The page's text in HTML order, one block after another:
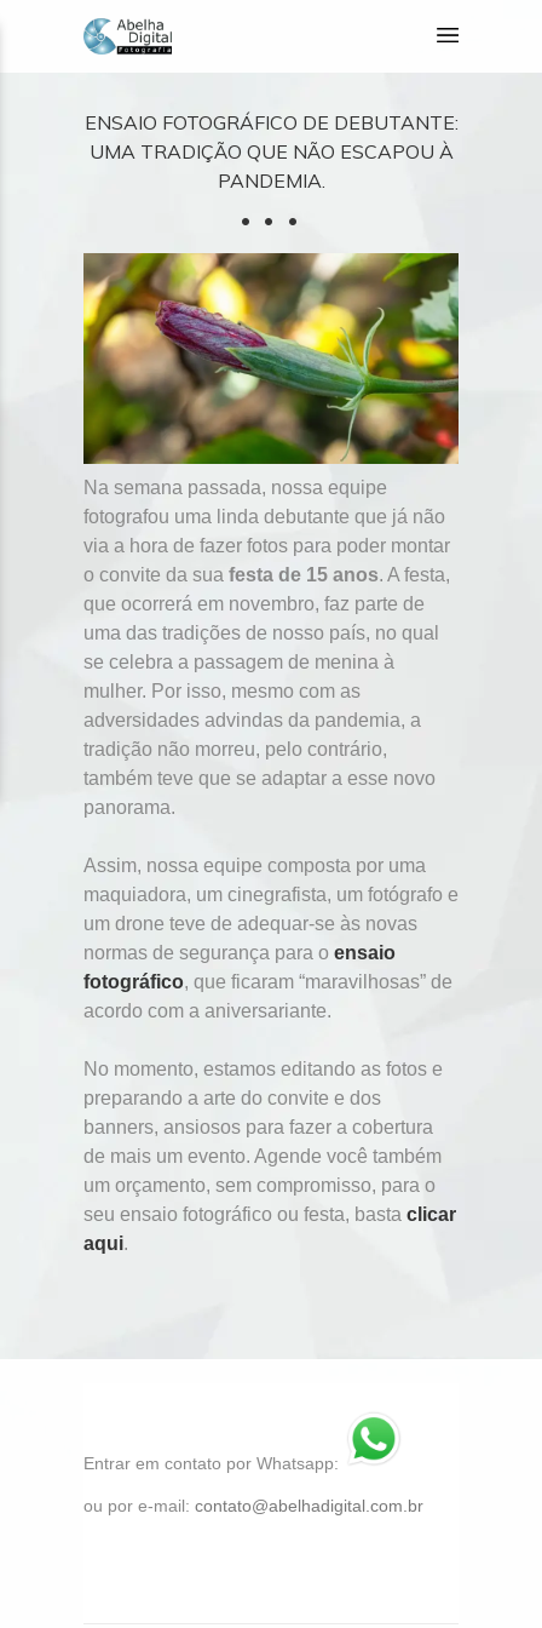
ENSAIO FOTOGRÁFICO DE DEBUTANTE:
UMA TRADIÇÃO QUE NÃO ESCAPOU À
PANDEMIA.
Na semana passada, nossa equipe
fotografou uma linda debutante que já não
via a hora de fazer fotos para poder montar
o convite da sua festa de 15 anos. A festa,
que ocorrerá em novembro, faz parte de
uma das tradições de nosso país, no qual
se celebra a passagem de menina à
mulher. Por isso, mesmo com as
adversidades advindas da pandemia, a
tradição não morreu, pelo contrário,
também teve que se adaptar a esse novo
panorama.
Assim, nossa equipe composta por uma
maquiadora, um cinegrafista, um fotógrafo e
um drone teve de adequar-se às novas
normas de segurança para o ensaio
fotográfico, que ficaram “maravilhosas” de
acordo com a aniversariante.
No momento, estamos editando as fotos e
preparando a arte do convite e dos
banners, ansiosos para fazer a cobertura
de mais um evento. Agende você também
um orçamento, sem compromisso, para o
seu ensaio fotográfico ou festa, basta clicar
aqui.
Entrar em contato por Whatsapp:
ou por e-mail: contato@abelhadigital.com.br